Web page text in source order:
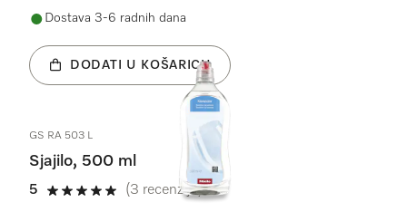
Dostava 3-6 radnih dana
DODATI U KOŠARICU
GS RA 503 L
Sjajilo, 500 ml
5
5 od 5
(3 recenzije)